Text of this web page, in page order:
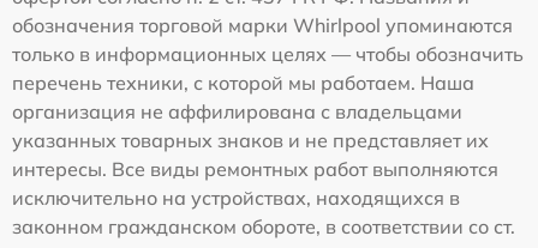
обозначения торговой марки Whirlpool упоминаются
только в информационных целях — чтобы обозначить
перечень техники, с которой мы работаем. Наша
организация не аффилирована с владельцами
указанных товарных знаков и не представляет их
интересы. Все виды ремонтных работ выполняются
исключительно на устройствах, находящихся в
законном гражданском обороте, в соответствии со ст.